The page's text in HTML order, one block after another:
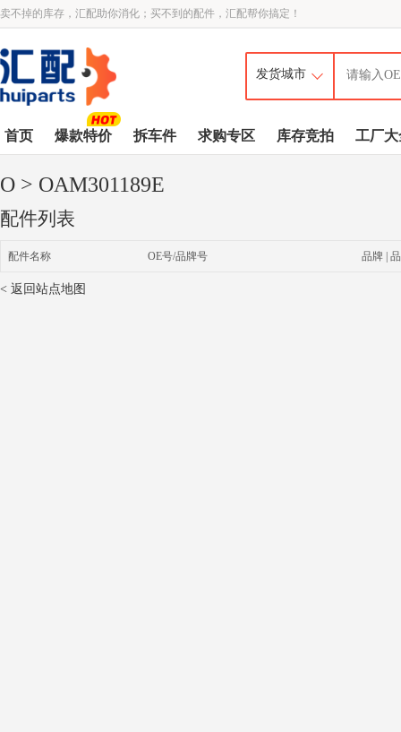
卖不掉的库存，汇配助你消化；买不到的配件，汇配帮你搞定！
首页 爆款特价 拆车件 求购专区 库存竞拍 工厂大
O > OAM301189E
配件列表
配件名称 OE号/品牌号 品牌 |
< 返回站点地图